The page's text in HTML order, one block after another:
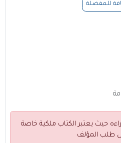
للمفضلة
حيث يعتبر الكتاب ملكية خاصة
طلب المؤلف